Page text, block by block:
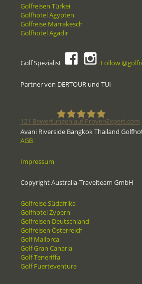
Golfreisen Türkei
Golfhotel Ägypten
Golfreise Marrakesch
Golfhotel Agadir
Golf Spezialist Follow
Partner von DERTOUR und TUI
121 Bewertungen auf ProvenExpert.com
Avani Riverside Bangkok Thailand
AGB
Impressum
Copyright Australia-Travelteam GmbH
Golfreise Südafrika
Golfhotel Zypern
Golfreisen Deutschland
Golfreisen Österreich
Golf Mallorca
Golf Gran Canaria
Golf Teneriffa
Golf Fuerteventura